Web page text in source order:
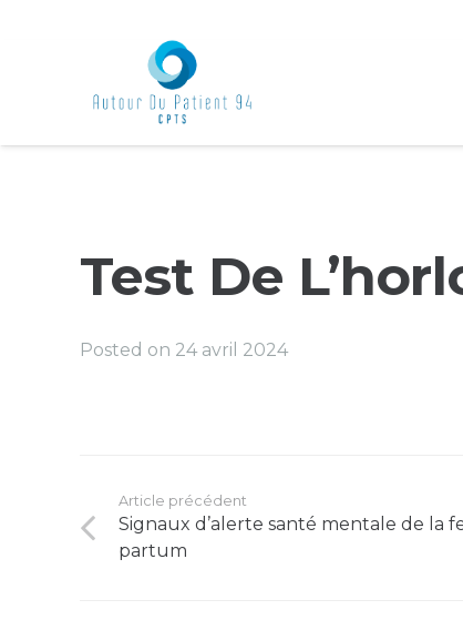
Test De
Posted on 24 avril 2024
Article précédent
Signaux d’alerte santé mentale de la
partum